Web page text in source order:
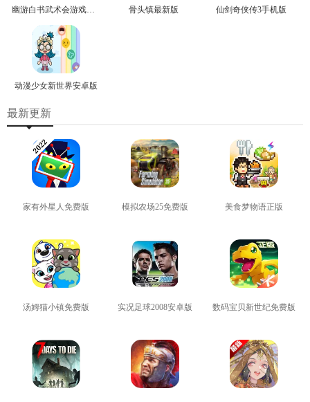
幽游白书武术会游戏正版 骨头镇最新版 仙剑奇侠传3手机版
动漫少女新世界安卓版
最新更新
家有外星人免费版 模拟农场25免费版 美食梦物语正版
汤姆猫小镇免费版 实况足球2008安卓版 数码宝贝新世纪免费版